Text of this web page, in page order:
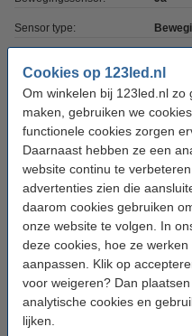
Cookies op 123led.nl
Om winkelen bij 123led.nl zo
maken, gebruiken we
functionele cookies zorgen
Daarnaast hebben ze een
website continu te
advertenties zien die
daarom cookies gebruiken
onze website te volgen. In
deze cookies, hoe ze
aanpassen. Klik op
voor weigeren? Dan
analytische cookies en
lijken.
Sensor type:
Sensor duur: 10 sec
Bereik sensor: max
Detectiehoek: 120 °
Voltage: 220-
Ingangsfrequentie: 50-
Kabellengte: 20 cm
Werktemperatuur: -20 tot
Beschermingsniveau: